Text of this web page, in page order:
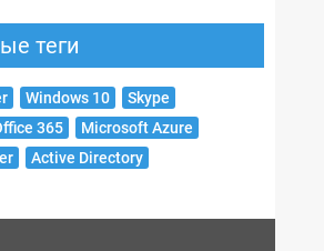
теги
Windows 10
Skype
365
Microsoft Azure
Active Directory